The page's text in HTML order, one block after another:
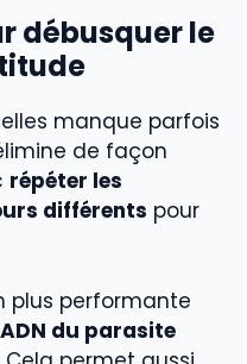
débusquer le
manque parfois
de façon
répéter les
différents pour
plus performante
du parasite